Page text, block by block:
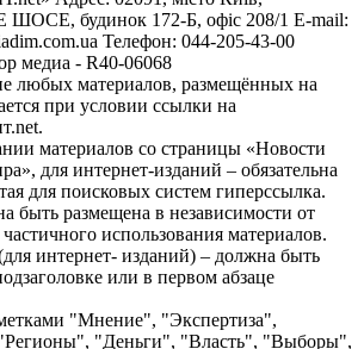
будинок 172-Б, офіс 208/1 E-mail:
Телефон: 044-205-43-00
медиа - R40-06068
любых материалов, размещённых на
при условии ссылки на
материалов со страницы «Новости
для интернет-изданий – обязательна
для поисковых систем гиперссылка.
быть размещена в независимости от
использования материалов.
интернет- изданий) – должна быть
или в первом абзаце
"Мнение", "Экспертиза",
"Деньги", "Власть", "Выборы",